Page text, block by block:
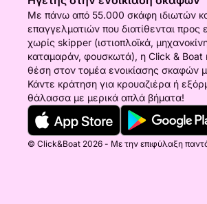
Με πάνω από 55.000 σκάφη ιδιωτών
επαγγελματιών που διατίθενται προς
χωρίς skipper (ιστιοπλοϊκά,
καταμαράν, φουσκωτά), η Click & Boat
θέση στον τομέα ενοικίασης σκαφών
Κάντε κράτηση για κρουαζιέρα ή
θάλασσα με μερικά απλά βήματα!
© Click&Boat 2026 - Με την επιφύλαξη